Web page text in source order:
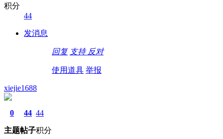
积分
44
发消息
回复 支持 反对
使用道具 举报
xiejie1688
0
主题
44
帖子
44
积分